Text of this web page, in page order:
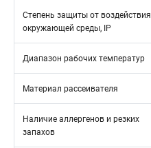
Степень защиты от воздействия
окружающей среды, IP
Диапазон рабочих температур
Материал рассеивателя
Наличие аллергенов и резких
запахов